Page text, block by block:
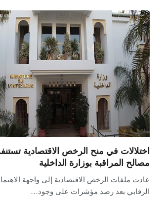
اختلالات في منح الرخص الاقتصادية
مصالح المراقبة بوزارة الداخلية
عادت ملفات الرخص الاقتصادية إلى واجهة
الرقابي بعد رصد مؤشرات على وجود…